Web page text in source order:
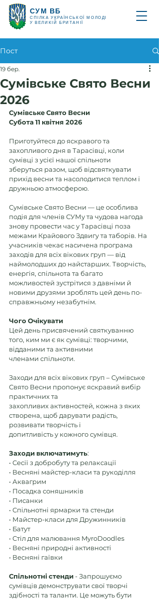
СУМ ВБ
СПІЛКА УКРАЇНСЬКОЇ МОЛОДІ
У ВЕЛИКІЙ БРИТАНІЇ
Пост
Сумівське Свято Весни
2026
19 бер.
СумівськеСвято Весни
Субота 11 квітня 2026
Приготуйтеся до яскравого та
захопливого дня в Тарасівці, коли
сумівці з усієї нашої спільноти
зберуться разом, щоб відсвяткувати
прихід весни та насолодитися теплом і
дружньою атмосферою.
Сумівське Свято Весни — це особлива
подія для членів СУМу та чудова нагода
знову провести час у Тарасівці поза
межами Крайового Здвигу та таборів. На
учасників чекає насичена програма
заходів для всіх вікових груп — від
наймолодших до найстарших. Творчість,
енергія, спільнота та багато
можливостей зустрітися з давніми й
новими друзями зроблять цей день по-
справжньому незабутнім.
Чого Очікувати
Цей день присвячений святкуванню
того, ким ми є як сумівці: творчими,
відданими та активними
членами спільноти.
Заходи для всіх вікових груп – Сумівське
Свято Весни пропонує яскравий вибір
практичних та
захопливих активностей, кожна з яких
створена, щоб дарувати радість,
розвивати творчість і
допитливість у кожного сумівця.
Заходи включатимуть:
• Сесії з добробуту та релаксації
• Весняні майстер-класи та рукоділля
• Аквагрим
• Посадка соняшників
• Писанки
• Спільнотні ярмарки та стенди
• Майстер-класи для Дружинників
• Батут
• Стіл для малювання MyroDoodles
• Весняні природні активності
• Весняні гаївки
Спільнотністенди - Запрошуємо
сумівців демонструвати свої творчі
здібності та таланти. Це можуть бути